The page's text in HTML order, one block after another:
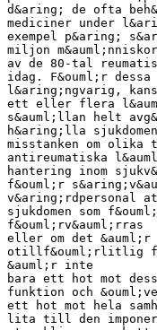
d&aring; de ofta
mediciner under
exempel p&aring;
miljon
av de 80-tal
idag. F&ouml;r
l&aring;ngvarig,
ett eller flera
s&auml;llan helt
h&aring;lla
misstanken om olika
antireumatiska
hantering inom
f&ouml;r
v&aring;rdpersonal
sjukdomen som
f&ouml;rv&auml;rras
eller om det &auml;r
otillf&ouml;rlitlig
&auml;r inte
bara ett hot mot
funktion och
ett hot mot hela
lita till den